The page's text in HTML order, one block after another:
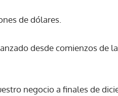
de dólares.
desde comienzos de
negocio a finales de